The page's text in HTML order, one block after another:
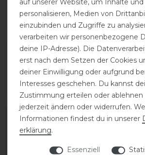
gefallen?
Varianten-ID:138508
SKU:salentino/02-quick-black/
personalisieren, Medien von
einzubinden und Zugriffe zu
verarbeiten wir personenbezogene
deine IP-Adresse). Die
erst nach dem Setzen der Cookies
deiner Einwilligung oder aufgrund
Interesses geschehen. Du kannst
Zustimmung erteilen oder ablehnen
jederzeit ändern oder widerrufen.
Informationen findest du in unserer
erklärung.
Essenziell